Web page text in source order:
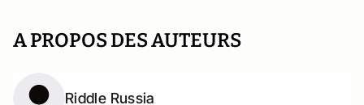
A PROPOS DES AUTEURS
Riddle Russia